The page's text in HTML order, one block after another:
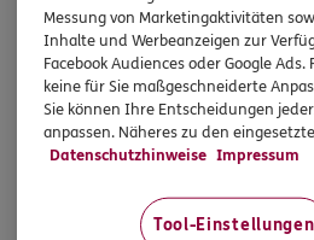
Krankenhauszusatz
Messung von Marketingaktivitäten
Inhalte und Werbeanzeigen zur
Facebook Audiences oder Google Ads.
keine für Sie maßgeschneiderte
Sie können Ihre Entscheidungen
anpassen. Näheres zu den
Datenschutzhinweise Impressum
Tool-Einstellungen